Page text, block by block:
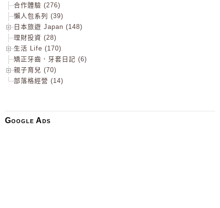
合作體驗 (276)
懶人包系列 (39)
日本旅遊 Japan (148)
理財投資 (28)
生活 Life (170)
矯正牙齒．牙套日記 (6)
親子育兒 (70)
部落格經營 (14)
Google Ads